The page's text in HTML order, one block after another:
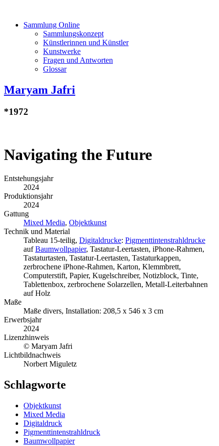
Sammlung Online
Sammlungskonzept
Künstlerinnen und Künstler
Kunstwerke
Fragen und Antworten
Glossar
Maryam Jafri
*1972
Navigating the Future
Entstehungsjahr
2024
Produktionsjahr
2024
Gattung
Mixed Media, Objektkunst
Technik und Material
Tableau 15-teilig, Digitaldrucke: Pigmenttintenstrahldrucke
aufBaumwollpapier, Tastatur-Leertasten, iPhone-Rahmen,
Tastaturtasten, Tastatur-Leertasten, Tastaturkappen,
zerbrochene iPhone-Rahmen, Karton, Klemmbrett,
Computerstift, Papier, Kugelschreiber, Notizblock, Tinte,
Tablettenbox, zerbrochene Solarzellen, Metall-Leiterbahnen
auf Holz
Maße
Maße divers, Installation: 208,5 x 546 x 3 cm
Erwerbsjahr
2024
Lizenzhinweis
© Maryam Jafri
Lichtbildnachweis
Norbert Miguletz
Schlagworte
Objektkunst
Mixed Media
Digitaldruck
Pigmenttintenstrahldruck
Baumwollpapier